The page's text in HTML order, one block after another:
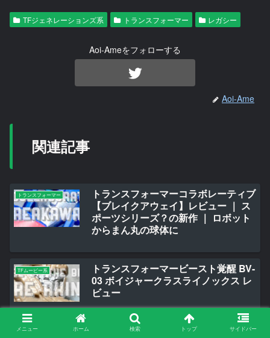
TFジェネレーションズ系 トランスフォーマー レガシー
Aoi-Ameをフォローする
Aoi-Ame
関連記事
トランスフォーマー
トランスフォーマーコラボレーティブ
【ブレイクアウェイ】レビュー ｜ ス
ポーツシリーズ？の新作 ｜ ロボット
からまん丸の球体に
TFムービー系
トランスフォーマービースト覚醒 BV-
03 ボイジャークラスライノックス レ
ビュー
メニュー ホーム 検索 トップ サイドバー